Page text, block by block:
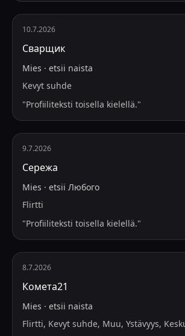
10.7.2026
Сварщик
Mies · etsii naista
Kevyt suhde
"Profiiliteksti toisella kielellä."
9.7.2026
Сережа
Mies · etsii Любого
Flirtti
"Profiiliteksti toisella kielellä."
8.7.2026
Комета21
Mies · etsii naista
Flirtti, Kevyt suhde, Muu, Ystävyys,